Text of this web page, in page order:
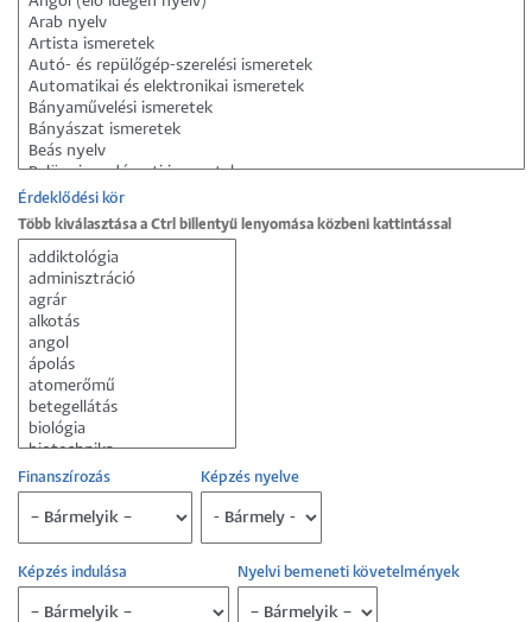
Érdeklődési kör
Több kiválasztása a Ctrl billentyű lenyomása közbeni kattintással
Finanszírozás Képzés nyelve
Képzés indulása Nyelvi bemeneti követelmények